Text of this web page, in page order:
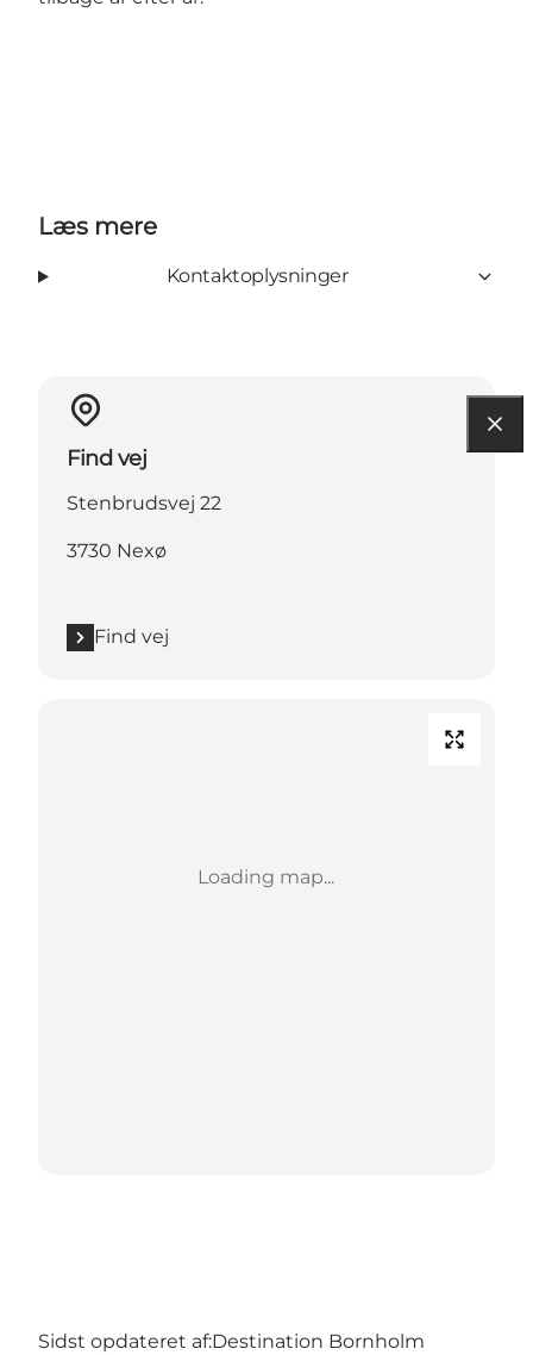
Læs mere
Kontaktoplysninger
Find vej
Stenbrudsvej 22
3730 Nexø
Find vej
Loading map...
Sidst opdateret af:Destination Bornholm